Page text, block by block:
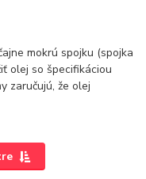
mokrú spojku (spojka
olej so špecifikáciou
zaručujú, že olej